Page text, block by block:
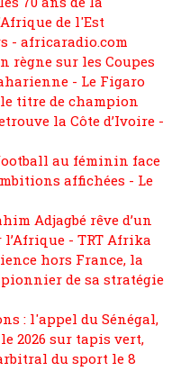
de l'Est
- africaradio.com
règne sur les Coupes
- Le Figaro
titre de champion
la Côte d’Ivoire -
au féminin face
affichées - Le
Adjagbé rêve d’un
- TRT Afrika
hors France, la
de sa stratégie
: l'appel du Sénégal,
2026 sur tapis vert,
du sport le 8